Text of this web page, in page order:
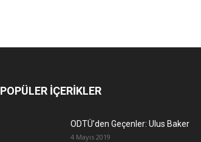
POPÜLER İÇERİKLER
ODTÜ’den Geçenler: Ulus Baker
4 Mayıs 2019